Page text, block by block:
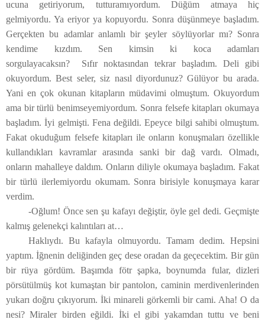
ucuna getiriyorum, tutturamıyordum. Düğüm atmaya hiç
gelmiyordu. Ya eriyor ya kopuyordu. Sonra düşünmeye başladım.
Gerçekten bu adamlar anlamlı bir şeyler söylüyorlar mı? Sonra
kendime kızdım. Sen kimsin ki koca adamları
sorgulayacaksın? Sıfır noktasından tekrar başladım. Deli gibi
okuyordum. Best seler, siz nasıl diyordunuz? Gülüyor bu arada.
Yani en çok okunan kitapların müdavimi olmuştum. Okuyordum
ama bir türlü benimseyemiyordum. Sonra felsefe kitapları okumaya
başladım. İyi gelmişti. Fena değildi. Epeyce bilgi sahibi olmuştum.
Fakat okuduğum felsefe kitapları ile onların konuşmaları özellikle
kullandıkları kavramlar arasında sanki bir dağ vardı. Olmadı,
onların mahalleye daldım. Onların diliyle okumaya başladım. Fakat
bir türlü ilerlemiyordu okumam. Sonra birisiyle konuşmaya karar
verdim.
-Oğlum! Önce sen şu kafayı değiştir, öyle gel dedi. Geçmişte
kalmış gelenekçi kalıntıları at…
Haklıydı. Bu kafayla olmuyordu. Tamam dedim. Hepsini
yaptım. İğnenin deliğinden geç dese oradan da geçecektim. Bir gün
bir rüya gördüm. Başımda fötr şapka, boynumda fular, dizleri
pörsütülmüş kot kumaştan bir pantolon, caminin merdivenlerinden
yukarı doğru çıkıyorum. İki minareli görkemli bir cami. Aha! O da
nesi? Miraler birden eğildi. İki el gibi yakamdan tuttu ve beni